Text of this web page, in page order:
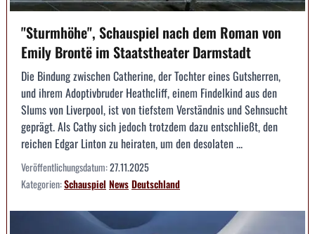
"Sturmhöhe", Schauspiel nach dem Roman von
Emily Brontë im Staatstheater Darmstadt
Die Bindung zwischen Catherine, der Tochter eines Gutsherren,
und ihrem Adoptivbruder Heathcliff, einem Findelkind aus den
Slums von Liverpool, ist von tiefstem Verständnis und Sehnsucht
geprägt. Als Cathy sich jedoch trotzdem dazu entschließt, den
reichen Edgar Linton zu heiraten, um den desolaten ...
Veröffentlichungsdatum:27.11.2025
Kategorien:Schauspiel NewsDeutschland